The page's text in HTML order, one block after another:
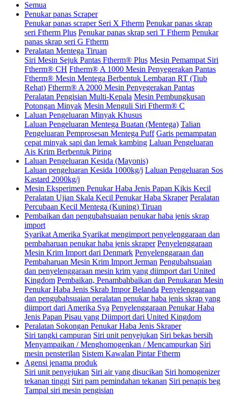
Semua
Penukar panas Scraper
Penukar panas scraper Seri X Ftherm Penukar panas skrap
seri Ftherm Plus Penukar panas skrap seri T Ftherm Penukar
panas skrap seri G Ftherm
Peralatan Mentega Tiruan
Siri Mesin Sejuk Pantas Ftherm® Plus Mesin Pemampat Siri
Ftherm® CH Ftherm® A 1000 Mesin Penyegerakan Pantas
Ftherm® Mesin Mentega Berbentuk Lembaran RT (Tiub
Rehat) Ftherm® A 2000 Mesin Penyegerakan Pantas
Peralatan Pengisian Multi-Kepala Mesin Pembungkusan
Potongan Minyak Mesin Menguli Siri Ftherm® C
Laluan Pengeluaran Minyak Khusus
Laluan Pengeluaran Mentega Buatan (Mentega) Talian
Pengeluaran Pemprosesan Mentega Puff Garis pemampatan
cepat minyak sapi dan lemak kambing Laluan Pengeluaran
Ais Krim Berbentuk Piring
Laluan Pengeluaran Kesida (Mayonis)
Laluan pengeluaran Kesida 1000kg/j Laluan Pengeluaran Sos
Kastard 2000kg/j
Mesin Eksperimen Penukar Haba Jenis Papan Kikis Kecil
Peralatan Ujian Skala Kecil Penukar Haba Skraper Peralatan
Percubaan Kecil Mentega (Kuning) Tiruan
Pembaikan dan pengubahsuaian penukar haba jenis skrap
import
Syarikat Amerika Syarikat mengimport penyelenggaraan dan
pembaharuan penukar haba jenis skraper Penyelenggaraan
Mesin Krim Import dari Denmark Penyelenggaraan dan
Pembaharuan Mesin Krim Import Jerman Pengubahsuaian
dan penyelenggaraan mesin krim yang diimport dari United
Kingdom Pembaikan, Penambahbaikan dan Penukaran Mesin
Penukar Haba Jenis Skrab Impor Belanda Penyelenggaraan
dan pengubahsuaian peralatan penukar haba jenis skrap yang
diimport dari Amerika Sya Penyelenggaraan Penukar Haba
Jenis Papan Pisau yang Diimport dari United Kingdom
Peralatan Sokongan Penukar Haba Jenis Skraper
Siri tangki campuran Siri unit penyejukan Siri bekas bersih
Menyampaikan / Menghomogenkan / Mencampurkan Siri
mesin pensterilan Sistem Kawalan Pintar Ftherm
Agensi jenama produk
Siri unit penyejukan Siri air yang disucikan Siri homogenizer
tekanan tinggi Siri pam pemindahan tekanan Siri penapis beg
Tampal siri mesin pengisian